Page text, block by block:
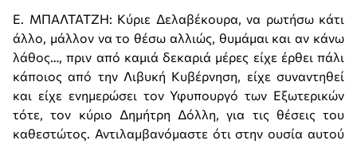
Ε. ΜΠΑΛΤΑΤΖΗ: Κύριε Δελαβέκουρα, να ρωτήσω κάτι
άλλο, μάλλον να το θέσω αλλιώς, θυμάμαι και αν κάνω
λάθος…, πριν από καμιά δεκαριά μέρες είχε έρθει πάλι
κάποιος από την Λιβυκή Κυβέρνηση, είχε συναντηθεί
και είχε ενημερώσει τον Υφυπουργό των Εξωτερικών
τότε, τον κύριο Δημήτρη Δόλλη, για τις θέσεις του
καθεστώτος. Αντιλαμβανόμαστε ότι στην ουσία αυτού